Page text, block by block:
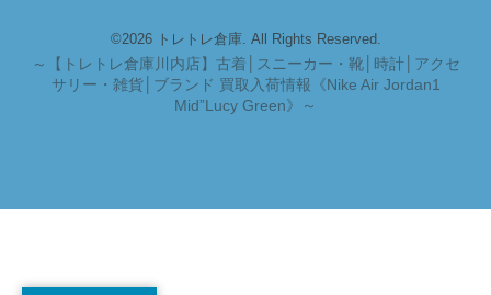
©2026 トレトレ倉庫. All Rights Reserved.
～
【トレトレ倉庫川内店】古着│スニーカー・靴│時計│アクセ
サリー・雑貨│ブランド 買取入荷情報《Nike Air Jordan1
Mid”Lucy Green》～